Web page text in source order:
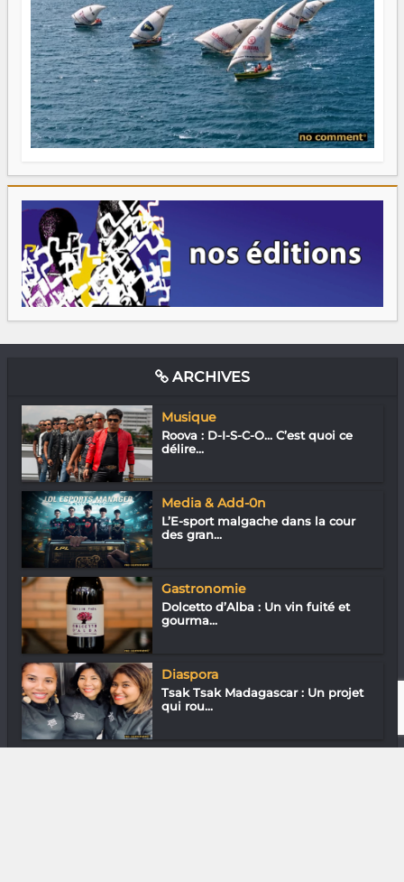
ARCHIVES
Musique
Roova : D-I-S-C-O… C’est quoi ce
délire...
Media & Add-0n
L’E-sport malgache dans la cour
des gran...
Gastronomie
Dolcetto d’Alba : Un vin fuité et
gourma...
Diaspora
Tsak Tsak Madagascar : Un projet
qui rou...